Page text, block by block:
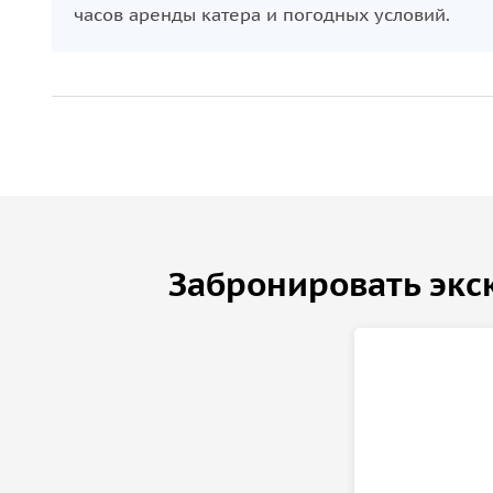
часов аренды катера и погодных условий.
Забронировать